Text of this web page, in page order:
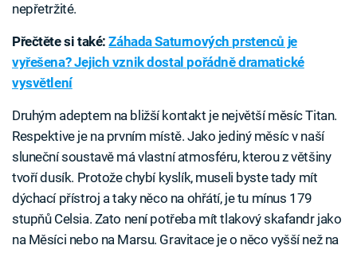
nepřetržité.
Přečtěte si také:Záhada Saturnových prstenců je
vyřešena? Jejich vznik dostal pořádně dramatické
vysvětlení
Druhým adeptem na bližší kontakt je největší měsíc Titan.
Respektive je na prvním místě. Jako jediný měsíc v naší
sluneční soustavě má vlastní atmosféru, kterou z většiny
tvoří dusík. Protože chybí kyslík, museli byste tady mít
dýchací přístroj a taky něco na ohřátí, je tu mínus 179
stupňů Celsia. Zato není potřeba mít tlakový skafandr jako
na Měsíci nebo na Marsu. Gravitace je o něco vyšší než na